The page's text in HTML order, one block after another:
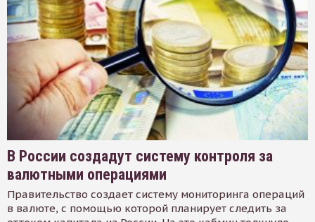
В России создадут систему контроля за
валютными операциями
Правительство создает систему мониторинга операций
в валюте, с помощью которой планирует следить за